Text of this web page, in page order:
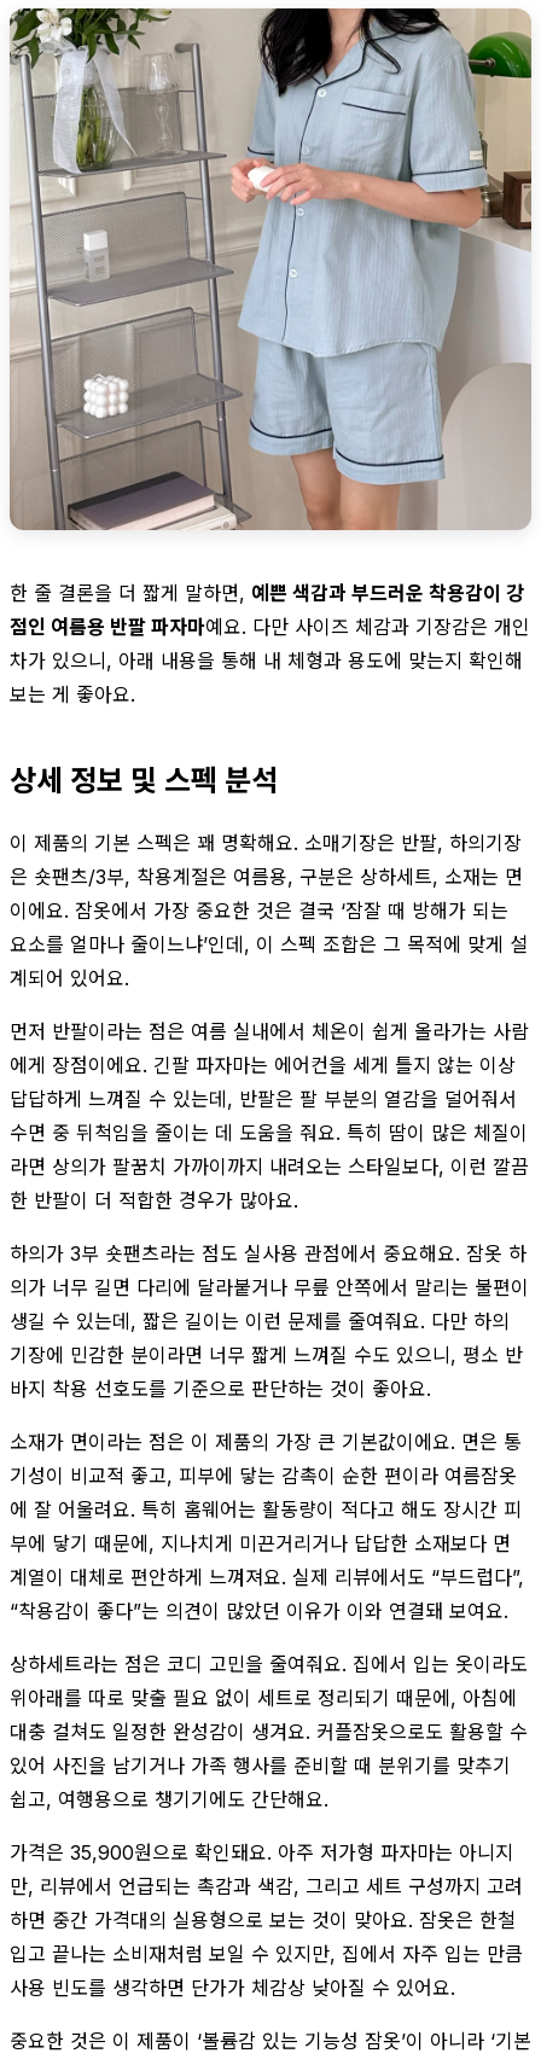
한 줄 결론을 더 짧게 말하면, 예쁜 색감과 부드러운 착용감이 강
점인 여름용 반팔 파자마예요. 다만 사이즈 체감과 기장감은 개인
차가 있으니, 아래 내용을 통해 내 체형과 용도에 맞는지 확인해
보는 게 좋아요.
상세 정보 및 스펙 분석
이 제품의 기본 스펙은 꽤 명확해요. 소매기장은 반팔, 하의기장
은 숏팬츠/3부, 착용계절은 여름용, 구분은 상하세트, 소재는 면
이에요. 잠옷에서 가장 중요한 것은 결국 ‘잠잘 때 방해가 되는
요소를 얼마나 줄이느냐’인데, 이 스펙 조합은 그 목적에 맞게 설
계되어 있어요.
먼저 반팔이라는 점은 여름 실내에서 체온이 쉽게 올라가는 사람
에게 장점이에요. 긴팔 파자마는 에어컨을 세게 틀지 않는 이상
답답하게 느껴질 수 있는데, 반팔은 팔 부분의 열감을 덜어줘서
수면 중 뒤척임을 줄이는 데 도움을 줘요. 특히 땀이 많은 체질이
라면 상의가 팔꿈치 가까이까지 내려오는 스타일보다, 이런 깔끔
한 반팔이 더 적합한 경우가 많아요.
하의가 3부 숏팬츠라는 점도 실사용 관점에서 중요해요. 잠옷 하
의가 너무 길면 다리에 달라붙거나 무릎 안쪽에서 말리는 불편이
생길 수 있는데, 짧은 길이는 이런 문제를 줄여줘요. 다만 하의
기장에 민감한 분이라면 너무 짧게 느껴질 수도 있으니, 평소 반
바지 착용 선호도를 기준으로 판단하는 것이 좋아요.
소재가 면이라는 점은 이 제품의 가장 큰 기본값이에요. 면은 통
기성이 비교적 좋고, 피부에 닿는 감촉이 순한 편이라 여름잠옷
에 잘 어울려요. 특히 홈웨어는 활동량이 적다고 해도 장시간 피
부에 닿기 때문에, 지나치게 미끈거리거나 답답한 소재보다 면
계열이 대체로 편안하게 느껴져요. 실제 리뷰에서도 “부드럽다”,
“착용감이 좋다”는 의견이 많았던 이유가 이와 연결돼 보여요.
상하세트라는 점은 코디 고민을 줄여줘요. 집에서 입는 옷이라도
위아래를 따로 맞출 필요 없이 세트로 정리되기 때문에, 아침에
대충 걸쳐도 일정한 완성감이 생겨요. 커플잠옷으로도 활용할 수
있어 사진을 남기거나 가족 행사를 준비할 때 분위기를 맞추기
쉽고, 여행용으로 챙기기에도 간단해요.
가격은 35,900원으로 확인돼요. 아주 저가형 파자마는 아니지
만, 리뷰에서 언급되는 촉감과 색감, 그리고 세트 구성까지 고려
하면 중간 가격대의 실용형으로 보는 것이 맞아요. 잠옷은 한철
입고 끝나는 소비재처럼 보일 수 있지만, 집에서 자주 입는 만큼
사용 빈도를 생각하면 단가가 체감상 낮아질 수 있어요.
중요한 것은 이 제품이 ‘볼륨감 있는 기능성 잠옷’이 아니라 ‘기본